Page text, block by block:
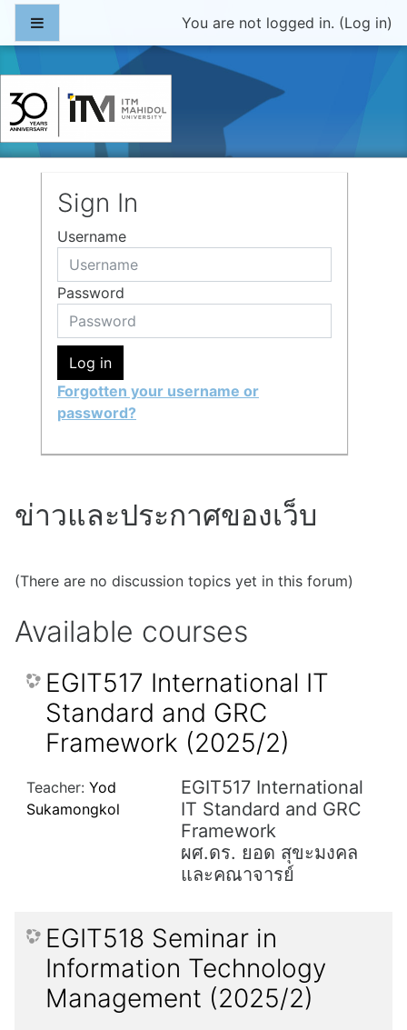
Skip to main content
You are not logged in. (Log in)
LMS
Sign In
Username
Password
Log in
Forgotten your username or
password?
ข่าวและประกาศของเว็บ
(There are no discussion topics yet in this forum)
Available courses
EGIT517 International IT
Standard and GRC
Framework (2025/2)
EGIT517 International
IT Standard and GRC
Framework
ผศ.ดร. ยอด สุขะมงคล
และคณาจารย์
Teacher: Yod
Sukamongkol
EGIT518 Seminar in
Information Technology
Management (2025/2)